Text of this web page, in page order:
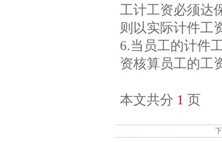
工计工资必须达
则以实际计件工
6.当员工的计件
资核算员工的工
本文共分 1 页